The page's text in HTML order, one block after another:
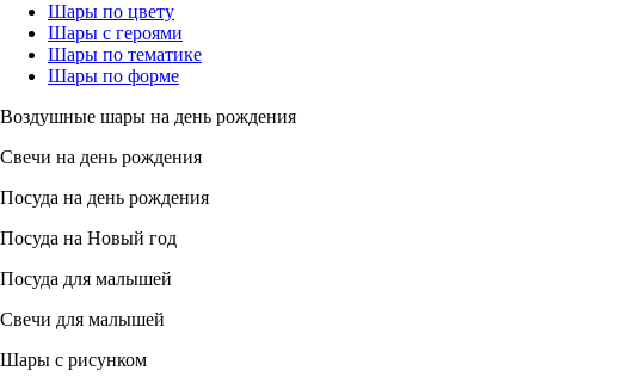
Шары по цвету
Шары с героями
Шары по тематике
Шары по форме
Воздушные шары на день рождения
Свечи на день рождения
Посуда на день рождения
Посуда на Новый год
Посуда для малышей
Свечи для малышей
Шары с рисунком